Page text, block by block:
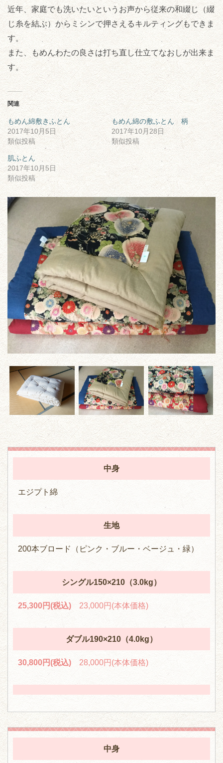
近年、家庭でも洗いたいというお声から従来の和綴じ（綴
じ糸を結ぶ）からミシンで押さえるキルティングもできま
す。
また、もめんわたの良さは打ち直し仕立てなおしが出来ま
す。
関連
もめん綿敷きふとん
2017年10月5日
類似投稿
もめん綿の敷ふとん 柄
2017年10月28日
類似投稿
肌ふとん
2017年10月5日
類似投稿
中身
エジプト綿
生地
200本ブロード（ピンク・ブルー・ベージュ・緑）
シングル150×210（3.0kg）
25,300円(税込) 23,000円(本体価格)
ダブル190×210（4.0kg）
30,800円(税込) 28,000円(本体価格)
中身